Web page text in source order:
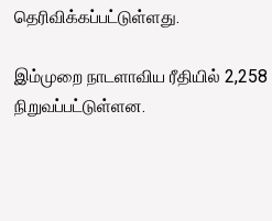
தெரிவிக்கப்பட்டுள்ளது.
இம்முறை நாடளாவிய ரீதியில்
நிறுவப்பட்டுள்ளன.